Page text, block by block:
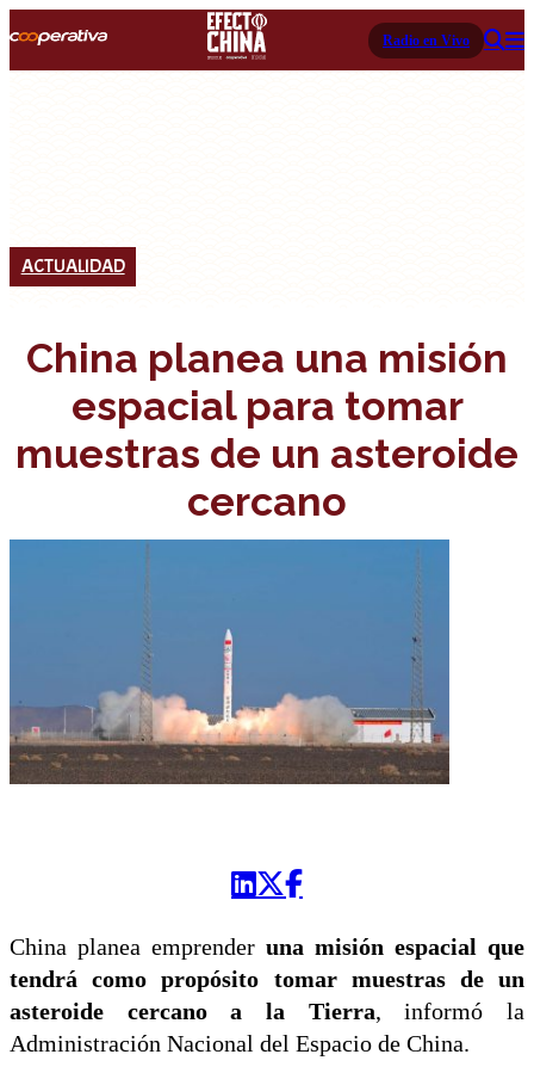
Radio en Vivo
ACTUALIDAD
China planea una misión
espacial para tomar
muestras de un asteroide
cercano
China planea emprender una misión espacial que
tendrá como propósito tomar muestras de un
asteroide cercano a la Tierra, informó la
Administración Nacional del Espacio de China.